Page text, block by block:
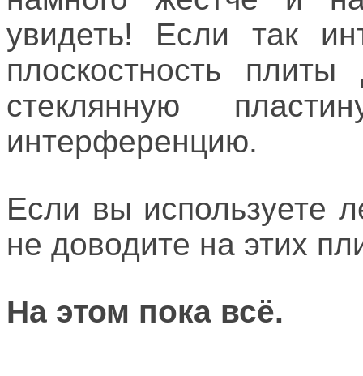
увидеть! Если так
плоскостность
стеклянную
интерференцию.
Если вы используете
не доводите на этих
На этом пока всё.